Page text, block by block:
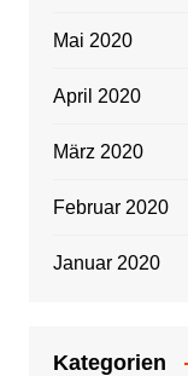
Mai 2020
April 2020
März 2020
Februar 2020
Januar 2020
Kategorien